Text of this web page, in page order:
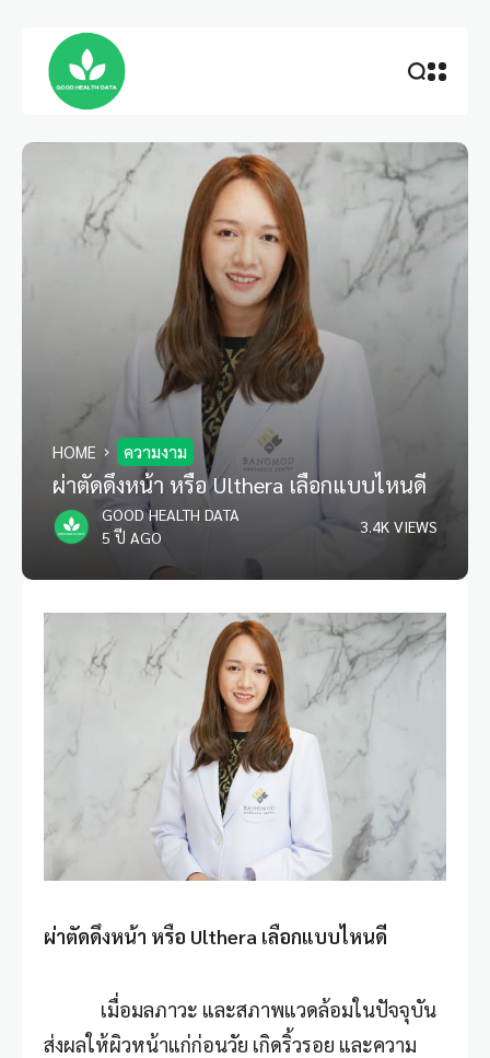
HOME ความงาม
ผ่าตัดดึงหน้า หรือ Ulthera เลือกแบบไหนดี
GOOD HEALTH DATA
5 ปี AGO
3.4K VIEWS
ผ่าตัดดึงหน้า หรือ Ulthera เลือกแบบไหนดี
เมื่อมลภาวะ และสภาพแวดล้อมในปัจจุบัน
ส่งผลให้ผิวหน้าแก่ก่อนวัย เกิดริ้วรอย และความ